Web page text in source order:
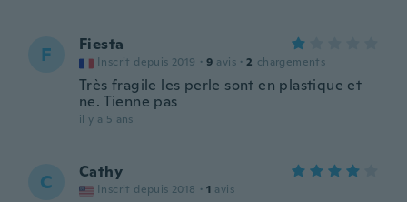
F Fiesta
Inscrit depuis 2019 · 9 avis · 2 chargements
Très fragile les perle sont en plastique et
ne. Tienne pas
il y a 5 ans
C Cathy
Inscrit depuis 2018 · 1 avis